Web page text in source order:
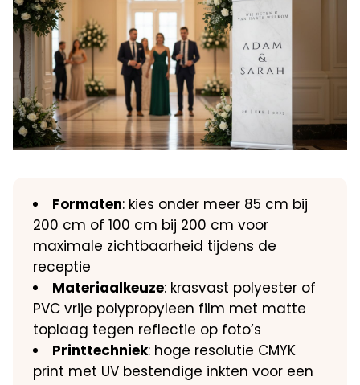
Formaten: kies onder meer 85 cm bij
200 cm of 100 cm bij 200 cm voor
maximale zichtbaarheid tijdens de
receptie
Materiaalkeuze: krasvast polyester of
PVC vrije polypropyleen film met matte
toplaag tegen reflectie op foto’s
Printtechniek: hoge resolutie CMYK
print met UV bestendige inkten voor een